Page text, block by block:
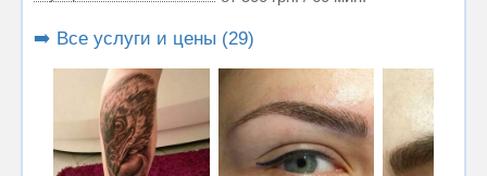
➡️ Все услуги и цены (29)